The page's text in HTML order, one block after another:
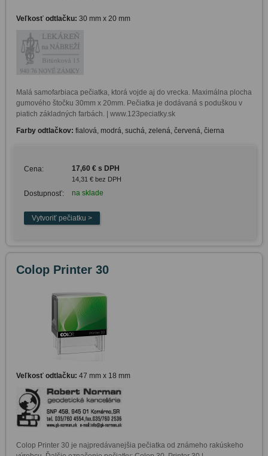
Veľkosť odtlačku: 30 mm x 20 mm
Malá samofarbiaca pečiatka, ktorá vojde aj do vrecka. Maximálna plocha
gumového štočku 30mm x 20mm. Pečiatka je dodávaná s poduškou v
piatich základných farbách. | www.123peciatky.sk
Farby odtlačkov: fialová, modrá, suchá, zelená, červená, čierna
Cena: 17,60 € s DPH
14,31 € bez DPH
Dostupnosť: na sklade
Colop Printer 30
Veľkosť odtlačku: 47 mm x 18 mm
Colop Printer 30 je najpredávanejšia pečiatka od známeho rakúskeho